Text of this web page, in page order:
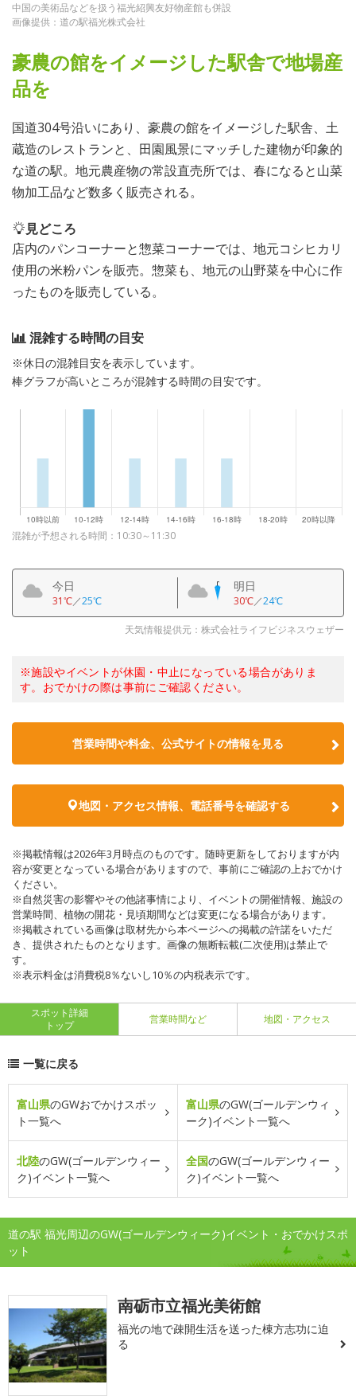
中国の美術品などを扱う福光紹興友好物産館も併設
画像提供：道の駅福光株式会社
豪農の館をイメージした駅舎で地場産
品を
国道304号沿いにあり、豪農の館をイメージした駅舎、土
蔵造のレストランと、田園風景にマッチした建物が印象的
な道の駅。地元農産物の常設直売所では、春になると山菜
物加工品など数多く販売される。
見どころ
店内のパンコーナーと惣菜コーナーでは、地元コシヒカリ
使用の米粉パンを販売。惣菜も、地元の山野菜を中心に作
ったものを販売している。
混雑する時間の目安
※休日の混雑目安を表示しています。
棒グラフが高いところが混雑する時間の目安です。
混雑が予想される時間：10:30～11:30
今日
31℃／25℃
明日
30℃／24℃
天気情報提供元：株式会社ライフビジネスウェザー
※施設やイベントが休園・中止になっている場合がありま
す。おでかけの際は事前にご確認ください。
営業時間や料金、公式サイトの情報を見る
地図・アクセス情報、電話番号を確認する
※掲載情報は2026年3月時点のものです。随時更新をしておりますが内
容が変更となっている場合がありますので、事前にご確認の上おでかけ
ください。
※自然災害の影響やその他諸事情により、イベントの開催情報、施設の
営業時間、植物の開花・見頃期間などは変更になる場合があります。
※掲載されている画像は取材先から本ページへの掲載の許諾をいただ
き、提供されたものとなります。画像の無断転載(二次使用)は禁止で
す。
※表示料金は消費税8％ないし10％の内税表示です。
スポット詳細
トップ
営業時間など 地図・アクセス
一覧に戻る
富山県のGWおでかけスポッ
ト一覧へ
富山県のGW(ゴールデンウィ
ーク)イベント一覧へ
北陸のGW(ゴールデンウィー
ク)イベント一覧へ
全国のGW(ゴールデンウィー
ク)イベント一覧へ
道の駅 福光周辺のGW(ゴールデンウィーク)イベント・おでかけスポ
ット
南砺市立福光美術館
福光の地で疎開生活を送った棟方志功に迫
る